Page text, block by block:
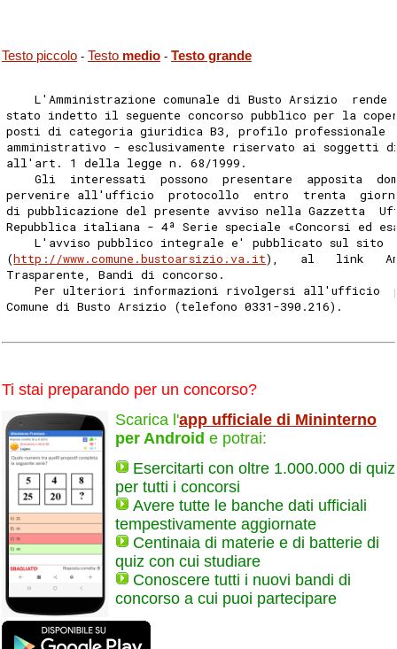
Testo piccolo - Testo medio - Testo grande
L'Amministrazione comunale di Busto Arsizio  rende
stato indetto il seguente concorso pubblico per la
posti di categoria giuridica B3, profilo professionale
amministrativo - esclusivamente riservato ai
all'art. 1 della legge n. 68/1999.
Gli  interessati  possono  presentare  apposita
pervenire all'ufficio  protocollo  entro  trenta
di pubblicazione del presente avviso nella Gazzetta
Repubblica italiana - 4ª Serie speciale «Concorsi ed
L'avviso pubblico integrale e' pubblicato sul sito
(http://www.comune.bustoarsizio.va.it),   al   link
Trasparente, Bandi di concorso.
Per ulteriori informazioni rivolgersi all'ufficio
Comune di Busto Arsizio (telefono 0331-390.216).
Ti stai preparando per un concorso?
Scarica l'app ufficiale di Mininterno
per Android e potrai:
Esercitarti con oltre 1.000.000 di quiz
per tutti i concorsi
Avere tutte le banche dati ufficiali
tempestivamente aggiornate
Centinaia di materie e di batterie di
quiz con cui studiare
Conoscere tutti i nuovi bandi di
concorso a cui puoi partecipare